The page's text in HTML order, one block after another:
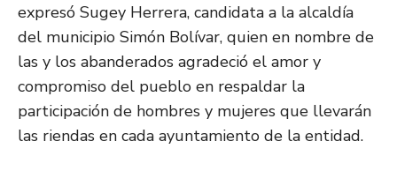
expresó Sugey Herrera, candidata a la alcaldía
del municipio Simón Bolívar, quien en nombre de
las y los abanderados agradeció el amor y
compromiso del pueblo en respaldar la
participación de hombres y mujeres que llevarán
las riendas en cada ayuntamiento de la entidad.